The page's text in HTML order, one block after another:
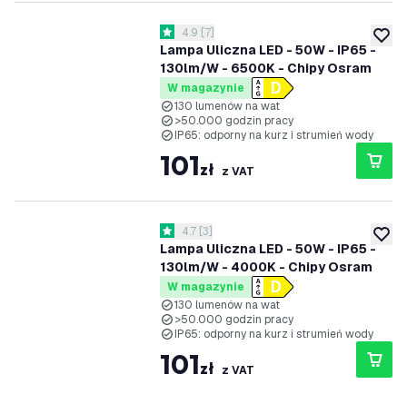
Lampa Uliczna LED - 50W - IP65 -
130lm/W - 6500K - Chipy Osram
otwórz panel recenzji
4.9 Gwiazdki oceny
4.9 [7]
W magazynie
130 lumenów na wat
>50.000 godzin pracy
IP65: odporny na kurz i strumień wody
101zł z VAT
Lampa Uliczna LED - 50W - IP65 -
130lm/W - 4000K - Chipy Osram
otwórz panel recenzji
4.7 Gwiazdki oceny
4.7 [3]
W magazynie
130 lumenów na wat
>50.000 godzin pracy
IP65: odporny na kurz i strumień wody
101zł z VAT